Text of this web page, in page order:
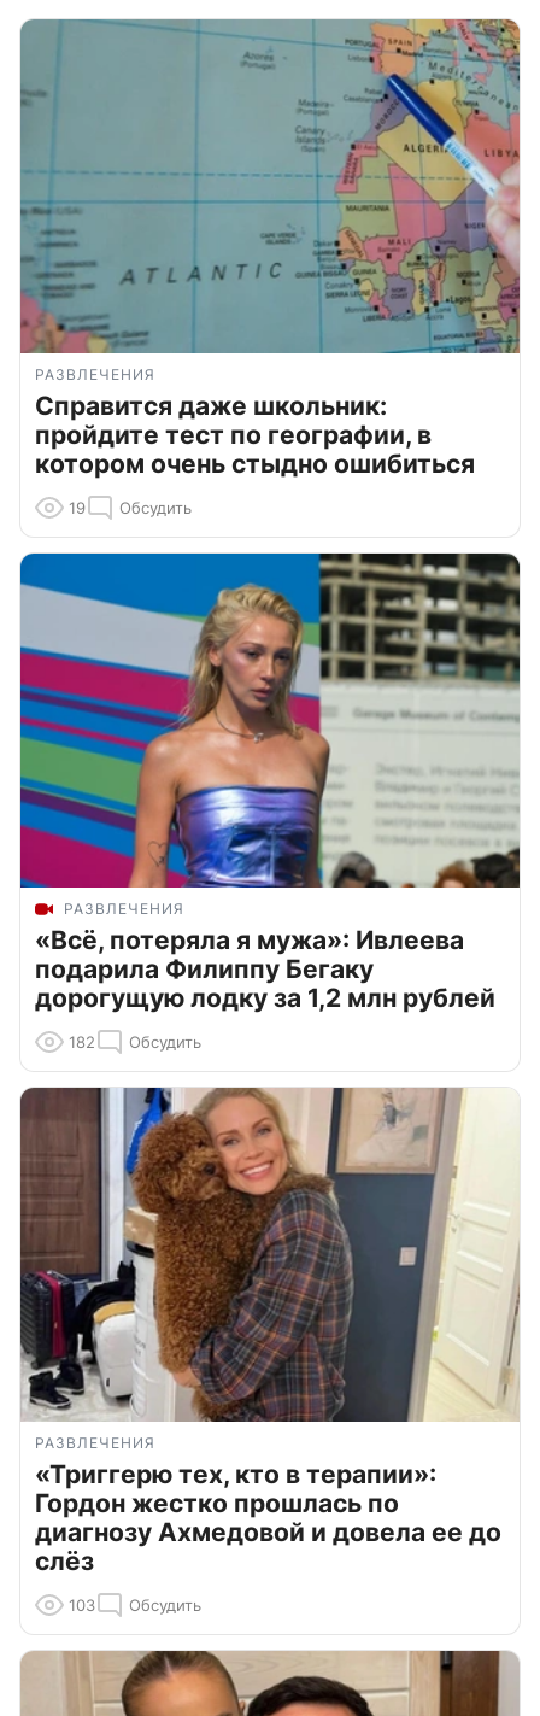
РАЗВЛЕЧЕНИЯ
Справится даже школьник:
пройдите тест по географии, в
котором очень стыдно ошибиться
19 Обсудить
РАЗВЛЕЧЕНИЯ
«Всё, потеряла я мужа»: Ивлеева
подарила Филиппу Бегаку
дорогущую лодку за 1,2 млн рублей
182 Обсудить
РАЗВЛЕЧЕНИЯ
«Триггерю тех, кто в терапии»:
Гордон жестко прошлась по
диагнозу Ахмедовой и довела ее до
слёз
103 Обсудить